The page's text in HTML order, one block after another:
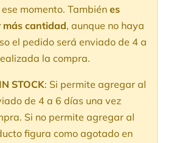
momento. También es
más cantidad, aunque no haya
el pedido será enviado de 4 a
la compra.
STOCK: Si permite agregar al
de 4 a 6 días una vez
Si no permite agregar al
figura como agotado en